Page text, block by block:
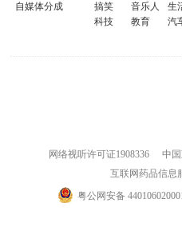
自媒体分成
搞笑
音乐人 生
科技
教育 汽
网络视听许可证1908336
中
互联网药品信息
粤公网安备